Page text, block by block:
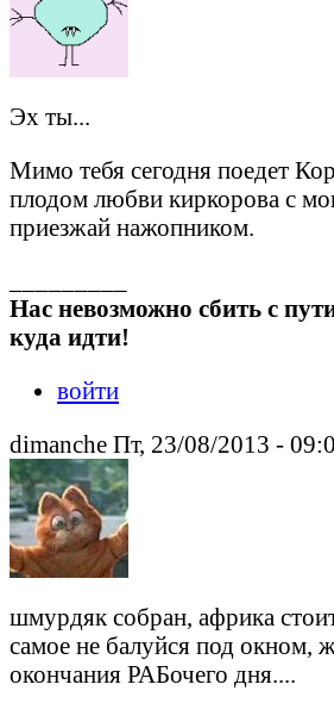
Эх ты...
Мимо тебя сегодня поедет
плодом любви киркорова с
приезжай нажопником.
Нас невозможно сбить с
куда идти!
войти
dimanche Пт, 23/08/2013 -
шмурдяк собран, африка
самое не балуйся под окном,
окончания РАБочего дня....